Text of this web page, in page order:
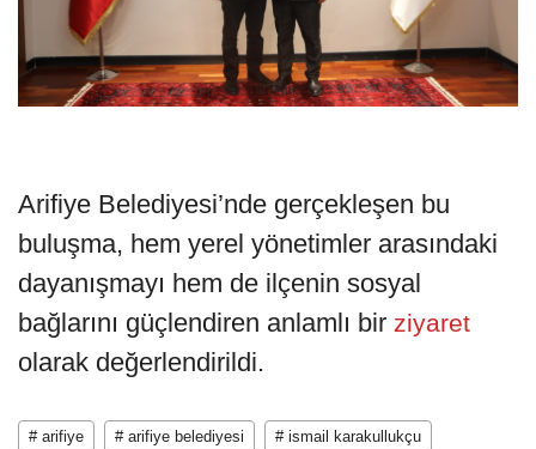
Arifiye Belediyesi’nde gerçekleşen bu
buluşma, hem yerel yönetimler arasındaki
dayanışmayı hem de ilçenin sosyal
bağlarını güçlendiren anlamlı bir ziyaret
olarak değerlendirildi.
# arifiye # arifiye belediyesi # ismail karakullukçu